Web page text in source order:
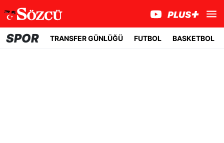
SPOR TRANSFER GÜNLÜĞÜ FUTBOL BASKETBOL